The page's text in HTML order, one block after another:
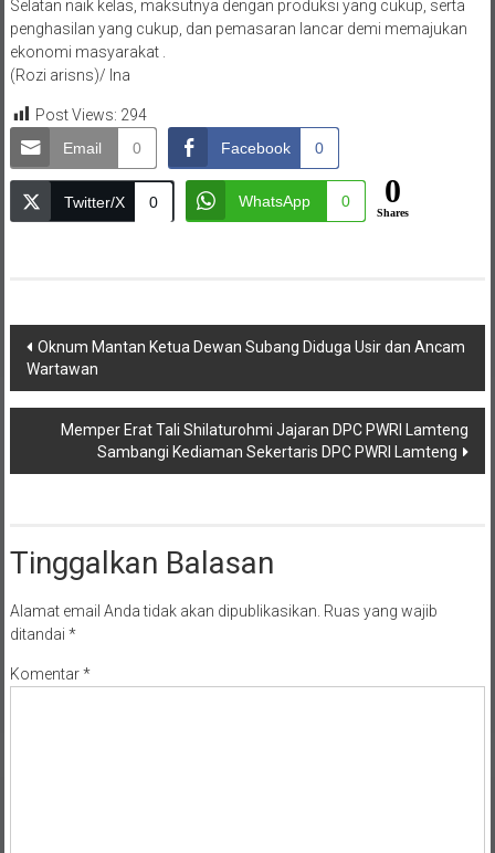
Selatan naik kelas, maksutnya dengan produksi yang cukup, serta
penghasilan yang cukup, dan pemasaran lancar demi memajukan
ekonomi masyarakat .
(Rozi arisns)/ Ina
Post Views: 294
Email
0 Facebook 0
Twitter/X 0 WhatsApp 0 0
Shares
Navigasi
pos
Oknum Mantan Ketua Dewan Subang Diduga Usir dan Ancam
Wartawan
Memper Erat Tali Shilaturohmi Jajaran DPC PWRI Lamteng
Sambangi Kediaman Sekertaris DPC PWRI Lamteng
Tinggalkan Balasan
Alamat email Anda tidak akan dipublikasikan. Ruas yang wajib
ditandai *
Komentar*